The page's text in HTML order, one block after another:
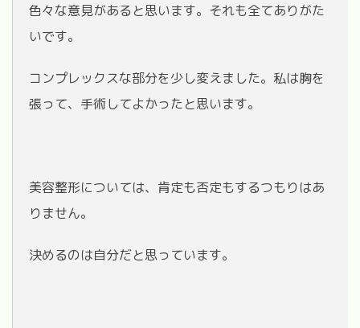
色々な意見があると思います。それも全てありがた
いです。
コンプレックスな部分を少し変えました。私は胸を
張って、手術してよかったと思います。
美容整形については、肯定も否定もするつもりはあ
りません。
決めるのは自分だと思っています。